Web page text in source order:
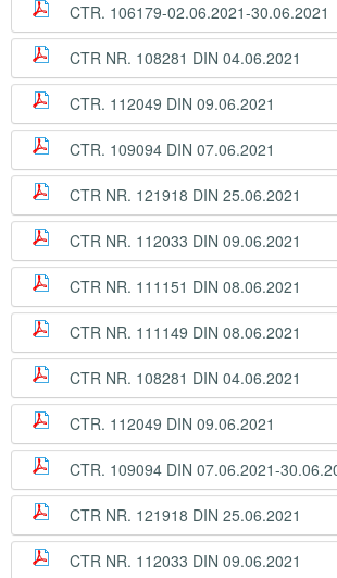
CTR. 106179-02.06.2021-30.06.2021
CTR NR. 108281 DIN 04.06.2021
CTR. 112049 DIN 09.06.2021
CTR. 109094 DIN 07.06.2021
CTR NR. 121918 DIN 25.06.2021
CTR NR. 112033 DIN 09.06.2021
CTR NR. 111151 DIN 08.06.2021
CTR NR. 111149 DIN 08.06.2021
CTR NR. 108281 DIN 04.06.2021
CTR. 112049 DIN 09.06.2021
CTR. 109094 DIN 07.06.2021-
CTR NR. 121918 DIN 25.06.2021
CTR NR. 112033 DIN 09.06.2021